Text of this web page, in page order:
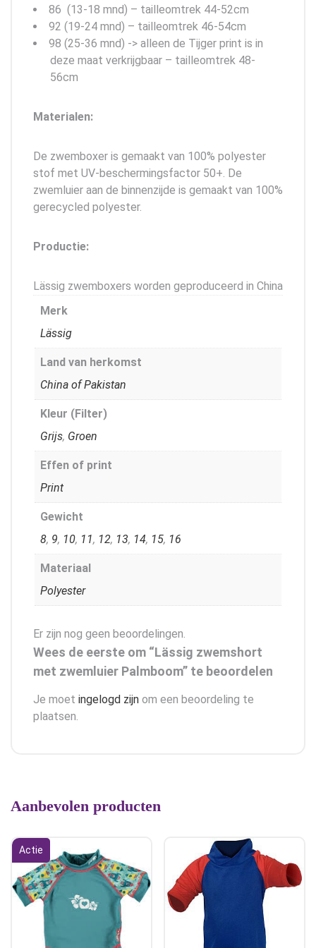
86 (13-18 mnd) – tailleomtrek 44-52cm
92 (19-24 mnd) – tailleomtrek 46-54cm
98 (25-36 mnd) -> alleen de Tijger print is in
deze maat verkrijgbaar – tailleomtrek 48-
56cm
Materialen:
De zwemboxer is gemaakt van 100% polyester
stof met UV-beschermingsfactor 50+. De
zwemluier aan de binnenzijde is gemaakt van 100%
gerecycled polyester.
Productie:
Lässig zwemboxers worden geproduceerd in China
Merk
Lässig
Land van herkomst
China of Pakistan
Kleur (Filter)
Grijs, Groen
Effen of print
Print
Gewicht
8, 9, 10, 11, 12, 13, 14, 15, 16
Materiaal
Polyester
Er zijn nog geen beoordelingen.
Wees de eerste om “Lässig zwemshort
met zwemluier Palmboom” te beoordelen
Je moet ingelogd zijn om een beoordeling te
plaatsen.
Aanbevolen producten
Actie